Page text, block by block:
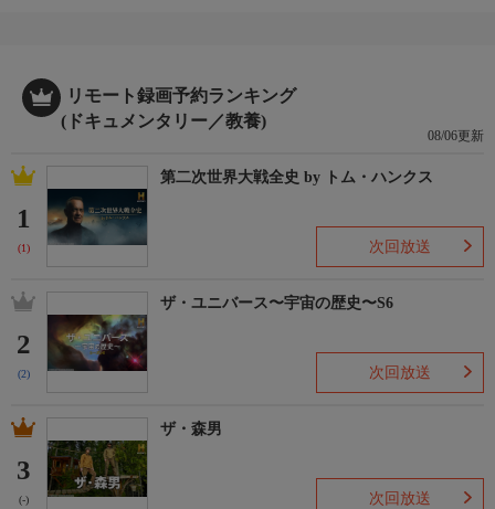
リモート録画予約ランキング
(ドキュメンタリー／教養)
08/06更新
1
(1)
第二次世界大戦全史 by トム・ハンクス
次回放送
2
(2)
ザ・ユニバース〜宇宙の歴史〜S6
次回放送
3
(-)
ザ・森男
次回放送